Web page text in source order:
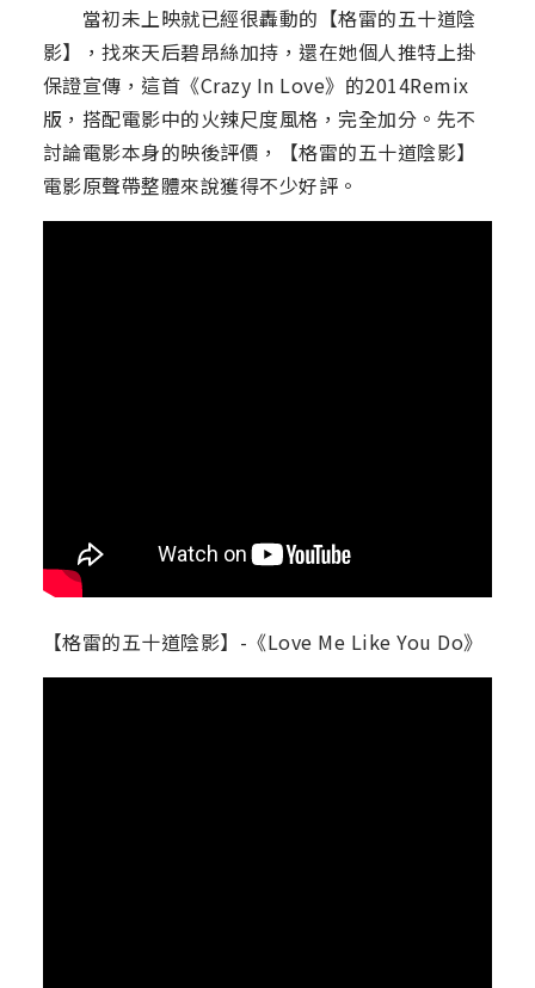
當初未上映就已經很轟動的【格雷的五十道陰
影】，找來天后碧昂絲加持，還在她個人推特上掛
保證宣傳，這首《Crazy In Love》的2014Remix
版，搭配電影中的火辣尺度風格，完全加分。先不
討論電影本身的映後評價，【格雷的五十道陰影】
電影原聲帶整體來說獲得不少好評。
【格雷的五十道陰影】-《Love Me Like You Do》